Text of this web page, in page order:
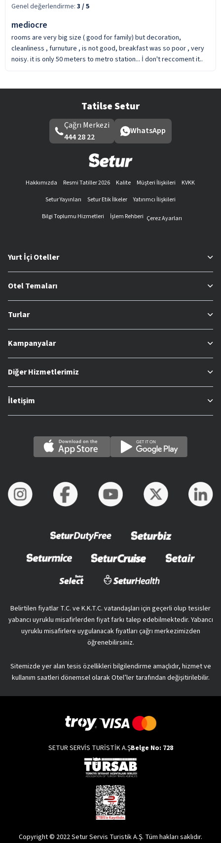
Genel değerlendirme: 3 / 5
mediocre
rooms are very big size ( good for family) but decoration,
cleanliness , furnuture , is not good, breakfast was so poor , very
noisy. it is only 50 meters to metro station... İ don't reccoment it..
Tatilse Setur
Çağrı Merkezi
444 28 22
WhatsApp
Hakkımızda Resmi Tatiller 2026 Kalite Müşteri İlişkileri
KVKK
Setur Yayınları
Setur Etik İlkeler
Yatırımcı İlişkileri
Bilgi Toplumu Hizmetleri
İşlem Rehberi Çerez Ayarları
Yurt İçi Oteller
Otel Temaları
Turlar
Kampanyalar
Diğer Hizmetlerimiz
İletişim
Belirtilen fiyatlar T.C. ve K.K.T.C. vatandaşları için geçerli olup tesisler
yabancı uyruklu misafirlerden fiyat farkı talep edebilmektedir. Yabancı
uyruklu misafirlere uygulanacak fiyatları çağrı merkezimizden
öğrenebilirsiniz.
Sitemizde yer alan tesis özellikleri bilgilendirme amaçlıdır, hizmet ve
kullanım saatleri dönemsel olarak Otel’ler tarafından değişitirilebilir.
SETUR SERVİS TURİSTİK A.ŞBelge No: 728
Copyright © 2022 Setur Servis Turistik A.Ş. Tüm hakları saklıdır.